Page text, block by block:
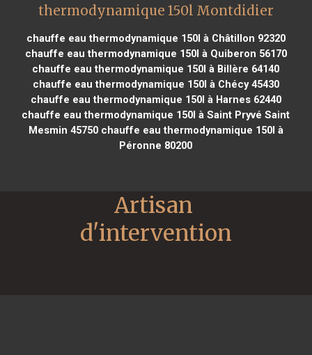
thermodynamique 150l Montdidier
chauffe eau thermodynamique 150l à Châtillon 92320
chauffe eau thermodynamique 150l à Quiberon 56170
chauffe eau thermodynamique 150l à Billère 64140
chauffe eau thermodynamique 150l à Chécy 45430
chauffe eau thermodynamique 150l à Harnes 62440
chauffe eau thermodynamique 150l à Saint Pryvé Saint
Mesmin 45750chauffe eau thermodynamique 150l à
Péronne 80200
Artisan
d'intervention